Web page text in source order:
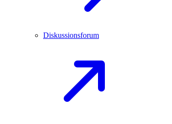
Diskussionsforum